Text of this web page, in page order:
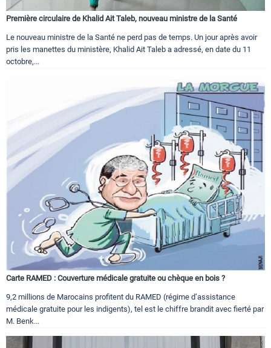
Première circulaire de Khalid Ait Taleb, nouveau ministre de la Santé
Le nouveau ministre de la Santé ne perd pas de temps. Un jour après avoir
pris les manettes du ministère, Khalid Ait Taleb a adressé, en date du 11
octobre,...
Carte RAMED : Couverture médicale gratuite ou chèque en bois ?
9,2 millions de Marocains profitent du RAMED (régime d’assistance
médicale gratuite pour les indigents), tel est le chiffre brandit avec fierté par
M. Benk...